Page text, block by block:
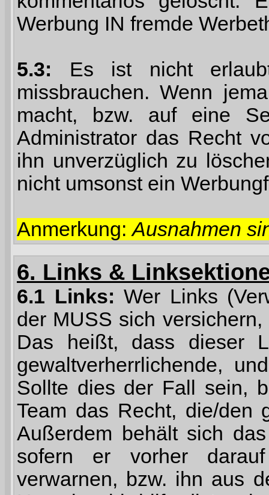
Werbung IN fremde
5.3: Es ist nicht
missbrauchen. Wenn
macht, bzw. auf eine
Administrator das Recht
ihn unverzüglich zu
nicht umsonst ein
Anmerkung:Ausnahmen
6. Links &
6.1 Links: Wer Links
der MUSS sich
Das heißt, dass dieser
gewaltverherrlichende,
Sollte dies der Fall sein,
Team das Recht, die/den
Außerdem behält sich
sofern er vorher
verwarnen, bzw. ihn aus